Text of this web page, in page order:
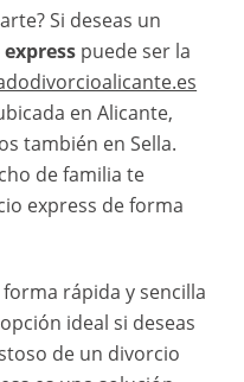
Si deseas un
puede ser la
en Alicante,
también en Sella.
de familia te
express de forma
rápida y sencilla
ideal si deseas
de un divorcio